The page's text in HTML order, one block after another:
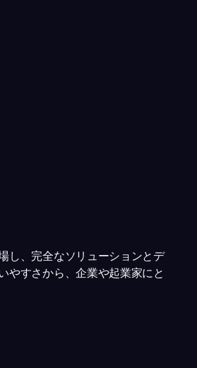
し、完全なソリューションとデ
やすさから、企業や起業家にと